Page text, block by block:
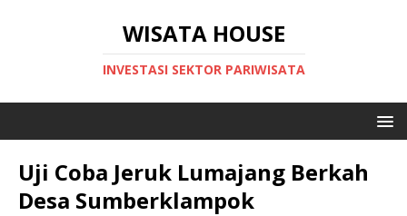
WISATA HOUSE
INVESTASI SEKTOR PARIWISATA
Uji Coba Jeruk Lumajang Berkah
Desa Sumberklampok